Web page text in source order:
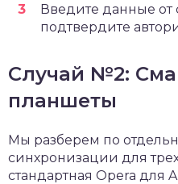
Введите данные от
подтвердите
Случай №2:
планшеты
Мы разберем по
синхронизации для
стандартная Opera для